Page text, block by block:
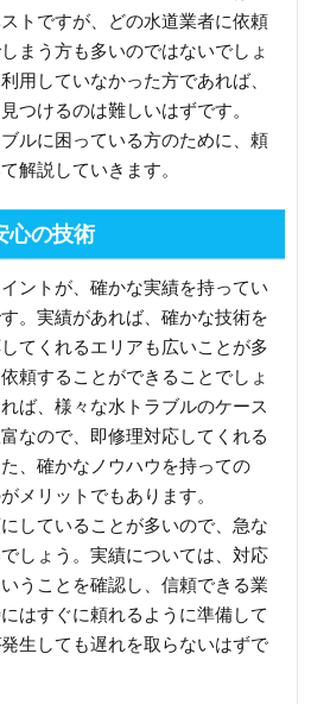
トですが、どの水道業者に依頼
まう方も多いのではないでしょ
用していなかった方であれば、
つけるのは難しいはずです。
ルに困っている方のために、頼
解説していきます。
心の技術
ントが、確かな実績を持ってい
。実績があれば、確かな技術を
てくれるエリアも広いことが多
頼することができることでしょ
ば、様々な水トラブルのケース
なので、即修理対応してくれる
、確かなノウハウを持っての
メリットでもあります。
していることが多いので、急な
しょう。実績については、対応
うことを確認し、信頼できる業
はすぐに頼れるように準備して
生しても遅れを取らないはずで